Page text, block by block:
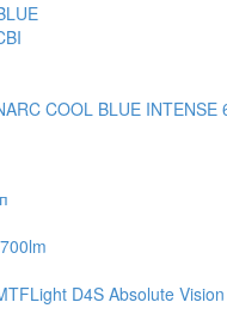
COOL BLUE INTENSE
D4S Absolute